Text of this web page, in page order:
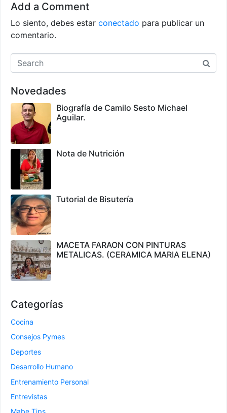
Add a Comment
Lo siento, debes estar conectado para publicar un
comentario.
Novedades
Biografía de Camilo Sesto Michael
Aguilar.
Nota de Nutrición
Tutorial de Bisutería
MACETA FARAON CON PINTURAS
METALICAS. (CERAMICA MARIA ELENA)
Categorías
Cocina
Consejos Pymes
Deportes
Desarrollo Humano
Entrenamiento Personal
Entrevistas